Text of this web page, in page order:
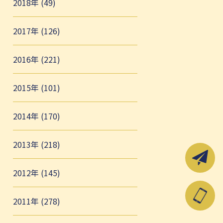
2018年 (49)
2017年 (126)
2016年 (221)
2015年 (101)
2014年 (170)
2013年 (218)
2012年 (145)
2011年 (278)